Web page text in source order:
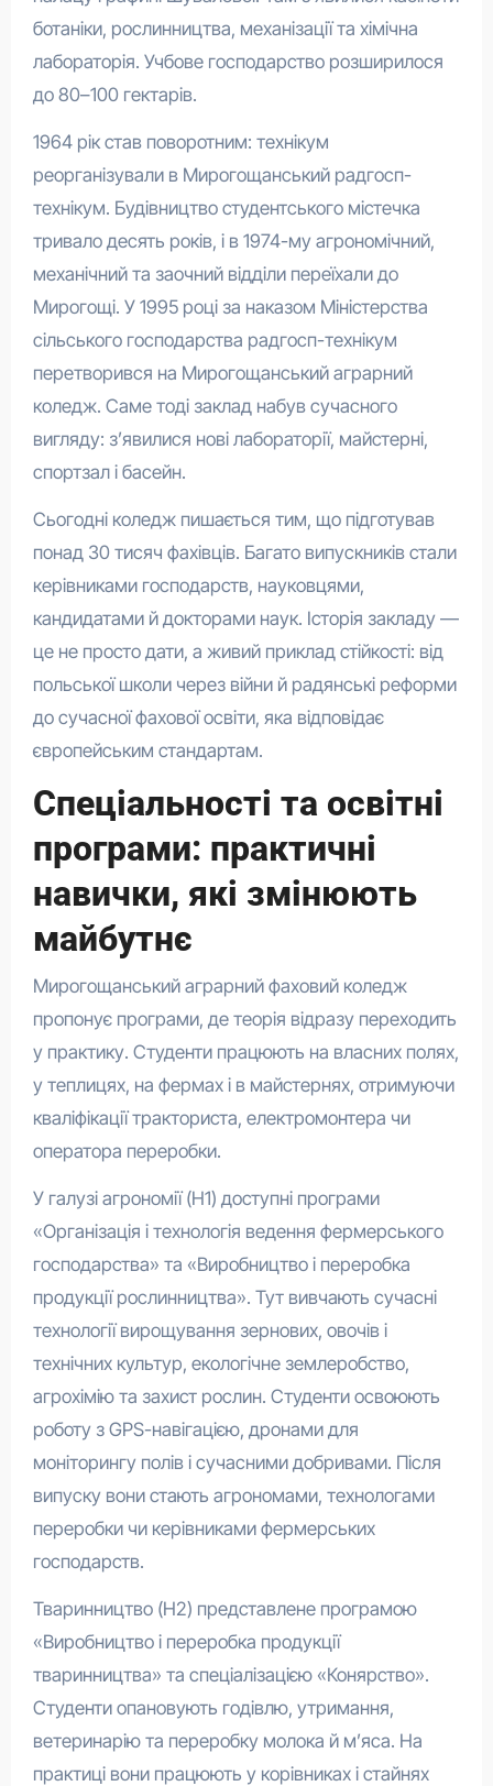
ботаніки, рослинництва, механізації та хімічна
лабораторія. Учбове господарство розширилося
до 80–100 гектарів.
1964 рік став поворотним: технікум
реорганізували в Мирогощанський радгосп-
технікум. Будівництво студентського містечка
тривало десять років, і в 1974-му агрономічний,
механічний та заочний відділи переїхали до
Мирогощі. У 1995 році за наказом Міністерства
сільського господарства радгосп-технікум
перетворився на Мирогощанський аграрний
коледж. Саме тоді заклад набув сучасного
вигляду: з’явилися нові лабораторії, майстерні,
спортзал і басейн.
Сьогодні коледж пишається тим, що підготував
понад 30 тисяч фахівців. Багато випускників стали
керівниками господарств, науковцями,
кандидатами й докторами наук. Історія закладу —
це не просто дати, а живий приклад стійкості: від
польської школи через війни й радянські реформи
до сучасної фахової освіти, яка відповідає
європейським стандартам.
Спеціальності та освітні
програми: практичні
навички, які змінюють
майбутнє
Мирогощанський аграрний фаховий коледж
пропонує програми, де теорія відразу переходить
у практику. Студенти працюють на власних полях,
у теплицях, на фермах і в майстернях, отримуючи
кваліфікації тракториста, електромонтера чи
оператора переробки.
У галузі агрономії (H1) доступні програми
«Організація і технологія ведення фермерського
господарства» та «Виробництво і переробка
продукції рослинництва». Тут вивчають сучасні
технології вирощування зернових, овочів і
технічних культур, екологічне землеробство,
агрохімію та захист рослин. Студенти освоюють
роботу з GPS-навігацією, дронами для
моніторингу полів і сучасними добривами. Після
випуску вони стають агрономами, технологами
переробки чи керівниками фермерських
господарств.
Тваринництво (H2) представлене програмою
«Виробництво і переробка продукції
тваринництва» та спеціалізацією «Конярство».
Студенти опановують годівлю, утримання,
ветеринарію та переробку молока й м’яса. На
практиці вони працюють у корівниках і стайнях